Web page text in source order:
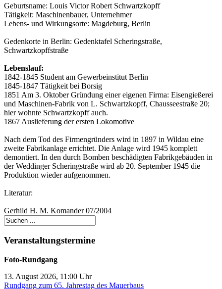
Geburtsname: Louis Victor Robert Schwartzkopff
Tätigkeit: Maschinenbauer, Unternehmer
Lebens- und Wirkungsorte: Magdeburg, Berlin
Gedenkorte in Berlin: Gedenktafel Scheringstraße,
Schwartzkopffstraße
Lebenslauf:
1842-1845 Student am Gewerbeinstitut Berlin
1845-1847 Tätigkeit bei Borsig
1851 Am 3. Oktober Gründung einer eigenen Firma: Eisengießerei
und Maschinen-Fabrik von L. Schwartzkopff, Chausseestraße 20;
hier wohnte Schwartzkopff auch.
1867 Auslieferung der ersten Lokomotive
Nach dem Tod des Firmengründers wird in 1897 in Wildau eine
zweite Fabrikanlage errichtet. Die Anlage wird 1945 komplett
demontiert. In den durch Bomben beschädigten Fabrikgebäuden in
der Weddinger Scheringstraße wird ab 20. September 1945 die
Produktion wieder aufgenommen.
Literatur:
Gerhild H. M. Komander 07/2004
Veranstaltungstermine
Foto-Rundgang
13. August 2026, 11:00 Uhr
Rundgang zum 65. Jahrestag des Mauerbaus